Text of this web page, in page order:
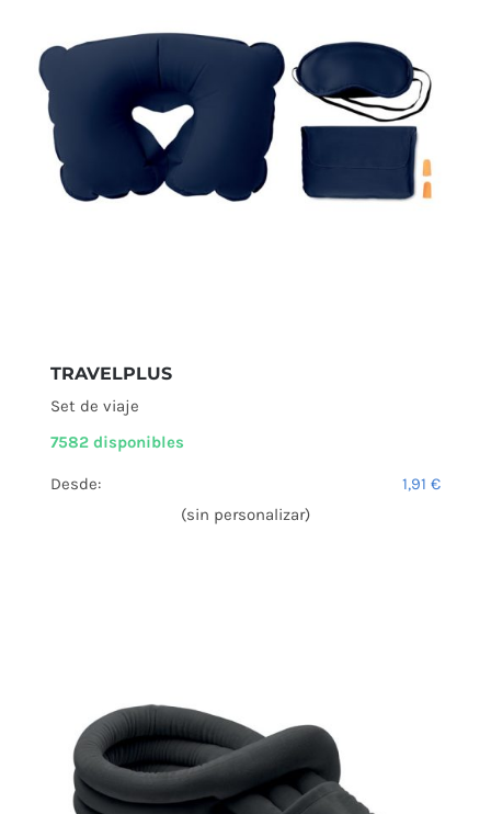
TRAVELPLUS
Set de viaje
7582 disponibles
Desde: 1,91 €
(sin personalizar)